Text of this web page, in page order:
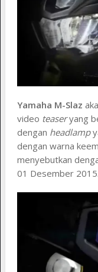
Yamaha M-Slaz
video teaseryang
dengan headlamp
dengan warna
menyebutkan
01 Desember 2015.